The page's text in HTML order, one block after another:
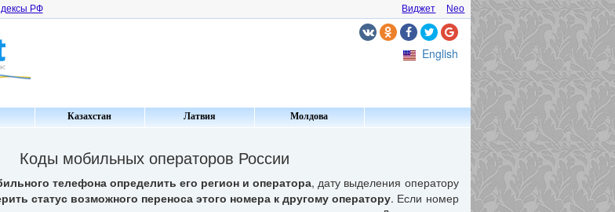
РФ Neo
Виджет
English
Казахстан Латвия Молдова
Коды мобильных операторов России
телефона определить его регион и оператора, дату выделения оператору
статус возможного переноса этого номера к другому оператору. Если номер